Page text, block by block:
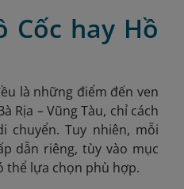
Cốc hay Hồ
là những điểm đến ven
Rịa – Vũng Tàu, chỉ cách
chuyển. Tuy nhiên, mỗi
dẫn riêng, tùy vào mục
thể lựa chọn phù hợp.